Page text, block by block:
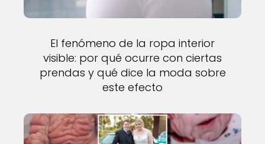
El fenómeno de la ropa interior
visible: por qué ocurre con ciertas
prendas y qué dice la moda sobre
este efecto